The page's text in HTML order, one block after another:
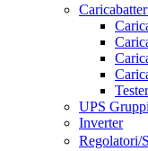
UPS
Inverter
Regolatori/